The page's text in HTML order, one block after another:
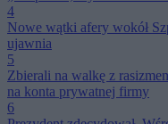
4
Nowe wątki afery wokół
ujawnia
5
Zbierali na walkę z
na konta prywatnej firmy
6